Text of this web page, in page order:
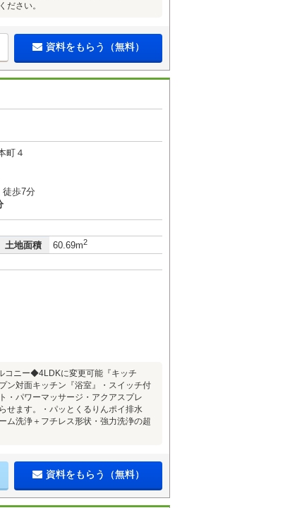
さい。
資料をもらう（無料）
町４
歩7分
土地面積 60.69m2
コニー◆4LDKに変更可能『キッチ
ン対面キッチン『浴室』・スイッチ付
・パワーマッサージ・アクアスプレ
せます。・パッとくるりんポイ排水
ム洗浄＋フチレス形状・強力洗浄の超
資料をもらう（無料）